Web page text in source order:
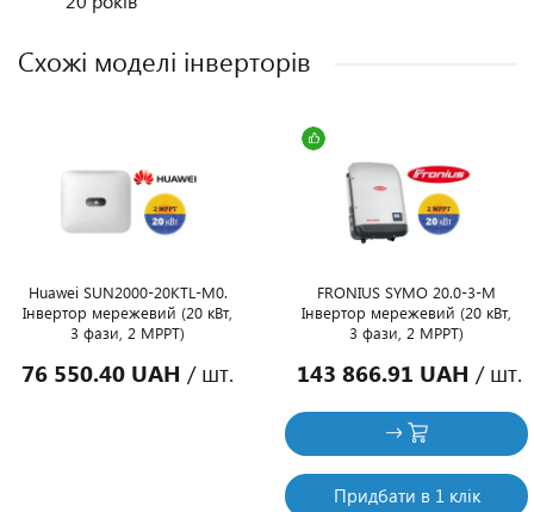
Схожі моделі інверторів
Huawei SUN2000-20KTL-M0.
Інвертор мережевий (20 кВт,
3 фази, 2 MPPT)
76 550.40 UAH / шт.
FRONIUS SYMO 20.0-3-M
Інвертор мережевий (20 кВт,
3 фази, 2 MPPT)
143 866.91 UAH / шт.
Придбати в 1 клік